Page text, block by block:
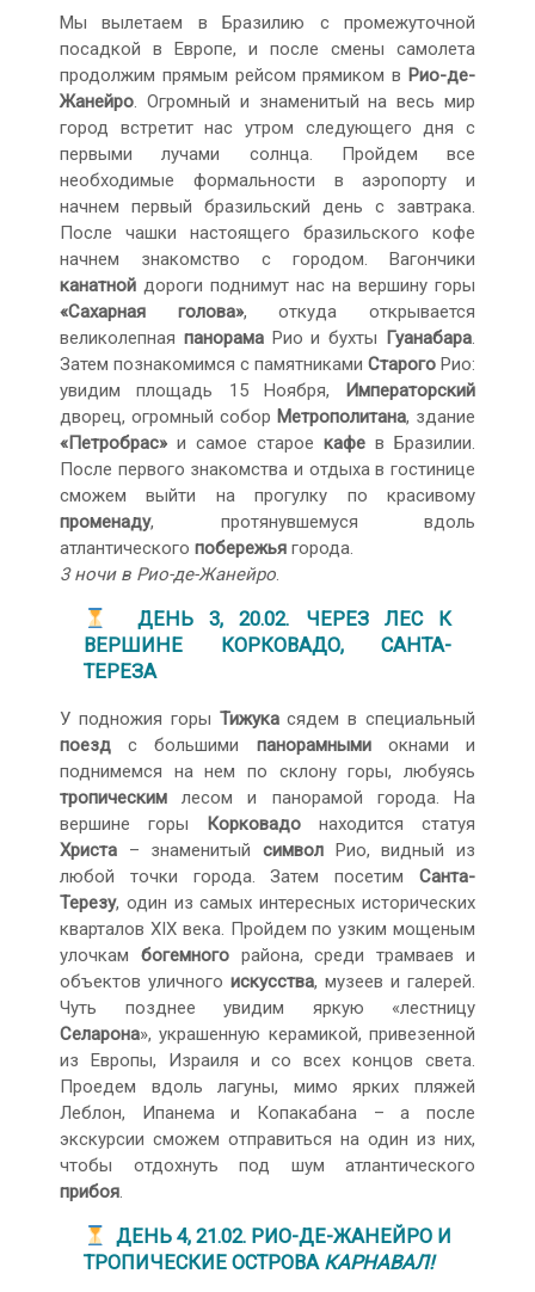
Мы вылетаем в Бразилию с промежуточной
посадкой в Европе, и после смены самолета
продолжим прямым рейсом прямиком в Рио-де-
Жанейро. Огромный и знаменитый на весь мир
город встретит нас утром следующего дня с
первыми лучами солнца. Пройдем все
необходимые формальности в аэропорту и
начнем первый бразильский день с завтрака.
После чашки настоящего бразильского кофе
начнем знакомство с городом. Вагончики
канатной дороги поднимут нас на вершину горы
«Сахарная голова», откуда открывается
великолепная панорама Рио и бухты Гуанабара.
Затем познакомимся с памятниками Старого Рио:
увидим площадь 15 Ноября,
Императорский
дворец, огромный собор Метрополитана, здание
«Петробрас» и самое старое кафе в Бразилии.
После первого знакомства и отдыха в гостинице
сможем выйти на прогулку по красивому
променаду, протянувшемуся вдоль
атлантического побережья города.
3 ночи в Рио-де-Жанейро.
ДЕНЬ 3, 20.02. ЧЕРЕЗ ЛЕС К
ВЕРШИНЕ КОРКОВАДО, САНТА-
ТЕРЕЗА
У подножия горы Тижукасядем в специальный
поездс большими панорамными окнами и
поднимемся на нем по склону горы, любуясь
тропическимлесом и панорамой города. На
вершине горы
Корковадо находится статуя
Христа – знаменитыйсимвол Рио, видный из
любой точки города. Затем посетим Санта-
Терезу, один из самых интересных исторических
кварталов XIX века. Пройдем по узким мощеным
улочкам богемного района, среди трамваев и
объектов уличного искусства, музеев и галерей.
Чуть позднее увидим яркую «лестницу
Селарона», украшенную керамикой, привезенной
из Европы, Израиля и со всех концов света.
Проедем вдоль лагуны, мимо ярких пляжей
Леблон, Ипанема и Копакабана – а после
экскурсии сможем отправиться на один из них,
чтобы отдохнуть под шум атлантического
прибоя.
ДЕНЬ 4, 21.02. РИО-ДЕ-ЖАНЕЙРО И
ТРОПИЧЕСКИЕ ОСТРОВА КАРНАВАЛ!